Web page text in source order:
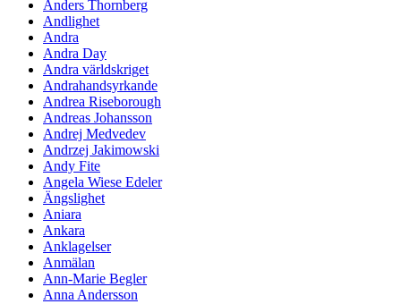
Anders Thornberg
Andlighet
Andra
Andra Day
Andra världskriget
Andrahandsyrkande
Andrea Riseborough
Andreas Johansson
Andrej Medvedev
Andrzej Jakimowski
Andy Fite
Angela Wiese Edeler
Ängslighet
Aniara
Ankara
Anklagelser
Anmälan
Ann-Marie Begler
Anna Andersson